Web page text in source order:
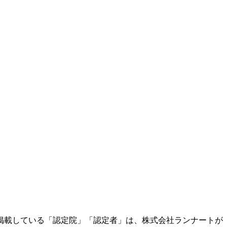
している「認定院」「認定者」は、株式会社ランナートが